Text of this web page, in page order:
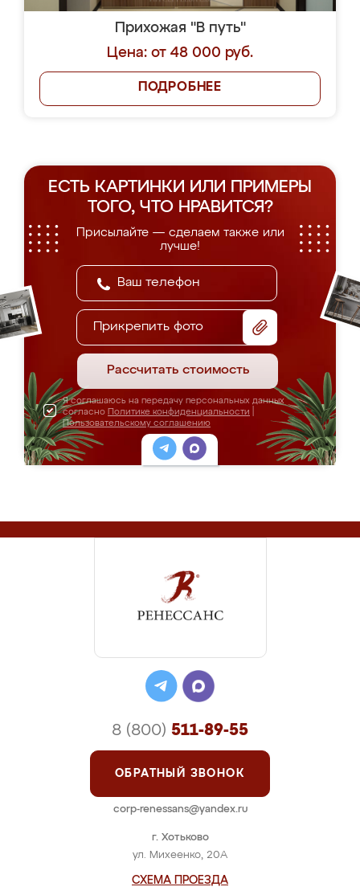
Прихожая "В путь"
Цена: от 48 000 руб.
ПОДРОБНЕЕ
ЕСТЬ КАРТИНКИ ИЛИ ПРИМЕРЫ
ТОГО, ЧТО НРАВИТСЯ?
Присылайте — сделаем также или
лучше!
Прикрепить фото
Рассчитать стоимость
Я соглашаюсь на передачу персональных данных
согласно Политике конфиденциальности
Пользовательскому соглашению
г. Хотьково
ул. Михеенко, 20А
СХЕМА ПРОЕЗДА
8 (800) 511-89-55
ОБРАТНЫЙ ЗВОНОК
corp-renessans@yandex.ru